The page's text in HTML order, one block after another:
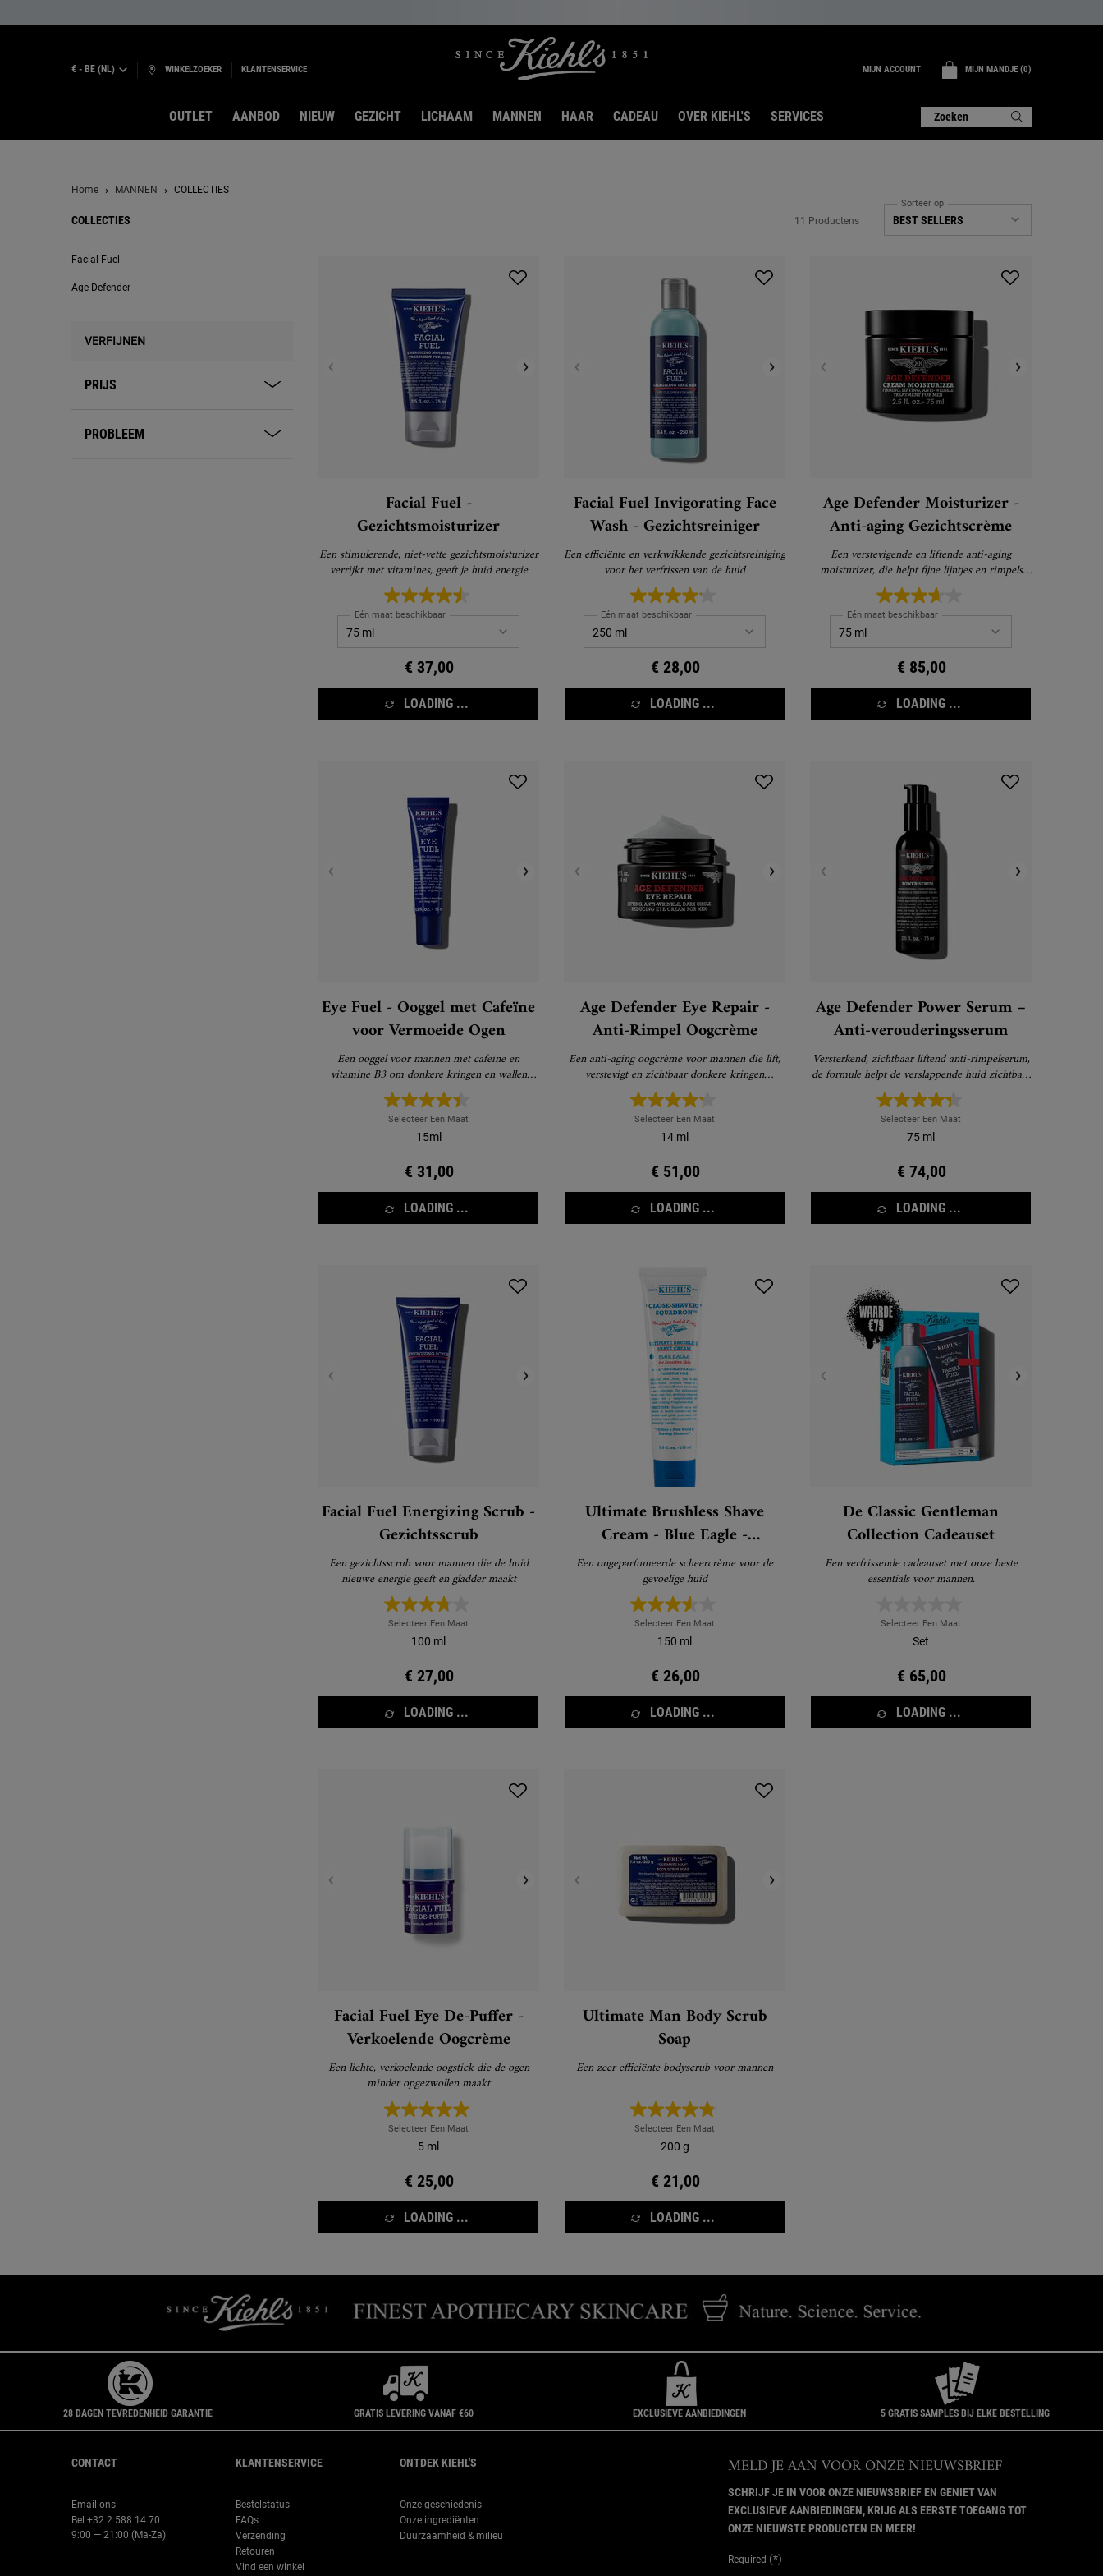
€ - BE (NL) WINKELZOEKER KLANTENSERVICE MIJN ACCOUNT MIJN MANDJE 0
0 PRODUCT
OUTLET AANBOD NIEUW GEZICHT LICHAAM MANNEN HAAR CADEAU OVER KIEHL'S SERVICES Zoeken
Home MANNEN COLLECTIES
COLLECTIES 11 Productens
Sorteer op
COLLECTIES
Facial Fuel
Age Defender
VERFIJNEN
PRIJS
PROBLEEM
Facial Fuel -
Gezichtsmoisturizer
Een stimulerende, niet-vette gezichtsmoisturizer
verrijkt met vitamines, geeft je huid energie
Eén maat beschikbaar
€ 37,00
LOADING ...
Facial Fuel Invigorating Face
Wash - Gezichtsreiniger
Een efficiënte en verkwikkende gezichtsreiniging
voor het verfrissen van de huid
Eén maat beschikbaar
€ 28,00
LOADING ...
Age Defender Moisturizer -
Anti-aging Gezichtscrème
Een verstevigende en liftende anti-aging
moisturizer, die helpt fijne lijntjes en rimpels
zichtbaar te verminderen
Eén maat beschikbaar
€ 85,00
LOADING ...
Eye Fuel - Ooggel met Cafeïne
voor Vermoeide Ogen
Een ooggel voor mannen met cafeïne en
vitamine B3 om donkere kringen en wallen
onder de ogen te verminderen
Selecteer Een Maat
15ml
€ 31,00
LOADING ...
Age Defender Eye Repair -
Anti-Rimpel Oogcrème
Een anti-aging oogcrème voor mannen die lift,
verstevigt en zichtbaar donkere kringen
vermindert
Selecteer Een Maat
14 ml
€ 51,00
LOADING ...
Age Defender Power Serum –
Anti-verouderingsserum
Versterkend, zichtbaar liftend anti-rimpelserum,
de formule helpt de verslappende huid zichtbaar
verstevigen en rimpels verminderen
Selecteer Een Maat
75 ml
€ 74,00
LOADING ...
Facial Fuel Energizing Scrub -
Gezichtsscrub
Een gezichtsscrub voor mannen die de huid
nieuwe energie geeft en gladder maakt
Selecteer Een Maat
100 ml
€ 27,00
LOADING ...
Ultimate Brushless Shave
Cream - Blue Eagle -
Scheercrème
Een ongeparfumeerde scheercrème voor de
gevoelige huid
Selecteer Een Maat
150 ml
€ 26,00
LOADING ...
De Classic Gentleman
Collection Cadeauset
Een verfrissende cadeauset met onze beste
essentials voor mannen.
Selecteer Een Maat
Set
€ 65,00
LOADING ...
Facial Fuel Eye De-Puffer -
Verkoelende Oogcrème
Een lichte, verkoelende oogstick die de ogen
minder opgezwollen maakt
Selecteer Een Maat
5 ml
€ 25,00
LOADING ...
Ultimate Man Body Scrub
Soap
Een zeer efficiënte bodyscrub voor mannen
Selecteer Een Maat
200 g
€ 21,00
LOADING ...
28 DAGEN TEVREDENHEID GARANTIE GRATIS LEVERING VANAF €60 EXCLUSIEVE AANBIEDINGEN 5 GRATIS SAMPLES BIJ ELKE BESTELLING
CONTACT
Email ons
Bel +32 2 588 14 70
9:00 — 21:00 (Ma-Za)
KLANTENSERVICE
Bestelstatus
FAQs
Verzending
Retouren
Vind een winkel
ONTDEK KIEHL'S
Onze geschiedenis
Onze ingrediënten
Duurzaamheid & milieu
MELD JE AAN VOOR ONZE NIEUWSBRIEF
SCHRIJF JE IN VOOR ONZE NIEUWSBRIEF EN GENIET VAN
EXCLUSIEVE AANBIEDINGEN, KRIJG ALS EERSTE TOEGANG TOT
ONZE NIEUWSTE PRODUCTEN EN MEER!
Required (*)